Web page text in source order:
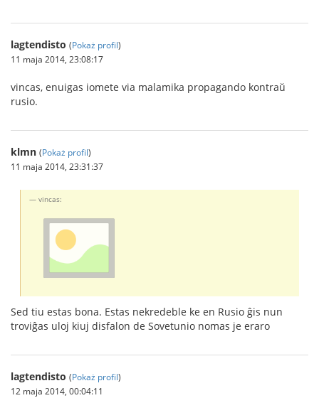
lagtendisto (Pokaż profil)
11 maja 2014, 23:08:17
vincas, enuigas iomete via malamika propagando kontraŭ
rusio.
klmn (Pokaż profil)
11 maja 2014, 23:31:37
vincas:
Sed tiu estas bona. Estas nekredeble ke en Rusio ĝis nun
troviĝas uloj kiuj disfalon de Sovetunio nomas je eraro
lagtendisto (Pokaż profil)
12 maja 2014, 00:04:11